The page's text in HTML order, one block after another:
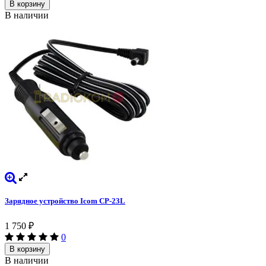
В корзину
В наличии
Зарядное устройство Icom CP-23L
1 750 ₽
0
В корзину
В наличии